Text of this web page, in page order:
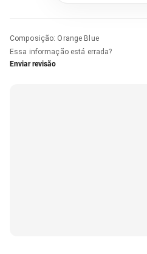
Composição: Orange Blue
Essa informação está errada?
Enviar revisão